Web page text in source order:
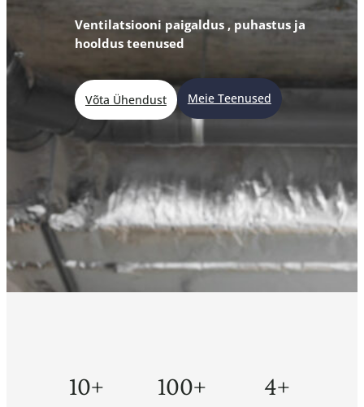
Ventilatsiooni paigaldus , puhastus ja
hooldus teenused
Võta Ühendust Meie Teenused
10+ 100+ 4+